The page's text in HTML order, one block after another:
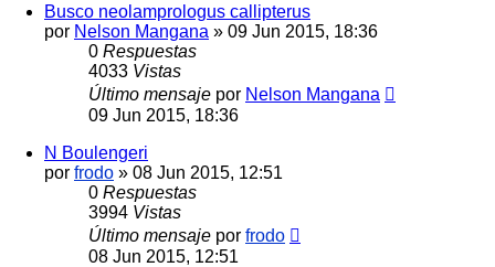
Busco neolamprologus callipterus
por Nelson Mangana » 09 Jun 2015, 18:36
0 Respuestas
4033 Vistas
Último mensaje por Nelson Mangana
09 Jun 2015, 18:36
N Boulengeri
por frodo » 08 Jun 2015, 12:51
0 Respuestas
3994 Vistas
Último mensaje por frodo
08 Jun 2015, 12:51